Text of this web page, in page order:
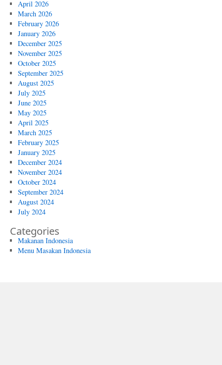
April 2026
March 2026
February 2026
January 2026
December 2025
November 2025
October 2025
September 2025
August 2025
July 2025
June 2025
May 2025
April 2025
March 2025
February 2025
January 2025
December 2024
November 2024
October 2024
September 2024
August 2024
July 2024
Categories
Makanan Indonesia
Menu Masakan Indonesia